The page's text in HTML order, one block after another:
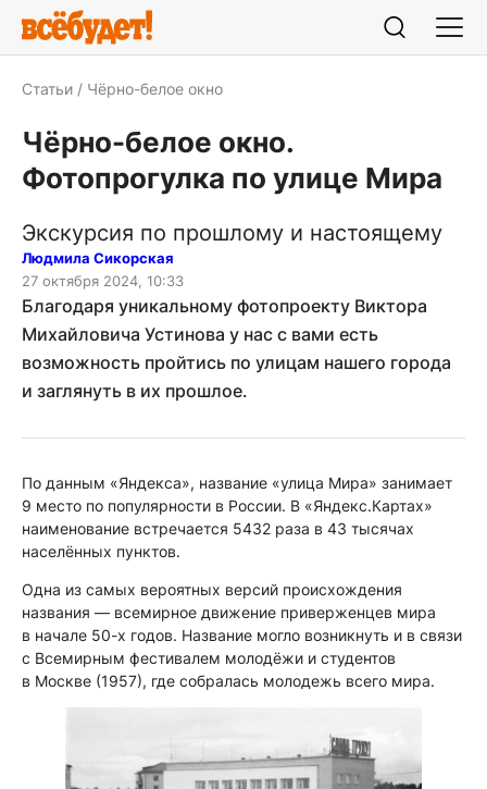
Статьи Чёрно-белое окно
Чёрно-белое окно.
Фотопрогулка по улице Мира
Экскурсия по прошлому и настоящему
Людмила Сикорская
27 октября 2024, 10:33
Благодаря уникальному фотопроекту Виктора
Михайловича Устинова у нас с вами есть
возможность пройтись по улицам нашего города
и заглянуть в их прошлое.
По данным «Яндекса», название «улица Мира» занимает
9 место по популярности в России. В «Яндекс.Картах»
наименование встречается 5432 раза в 43 тысячах
населённых пунктов.
Одна из самых вероятных версий происхождения
названия — всемирное движение приверженцев мира
в начале 50-х годов. Название могло возникнуть и в связи
с Всемирным фестивалем молодёжи и студентов
в Москве (1957), где собралась молодежь всего мира.